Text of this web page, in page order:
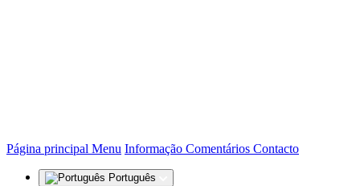
Página principal (actual)
Menu Informação Comentários Contacto
Português